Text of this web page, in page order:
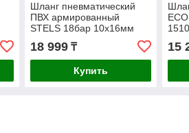
Шланг пневматический
ПВХ армированный
STELS 18бар 10x16мм
30м 57027
18 999₸
Купить
15